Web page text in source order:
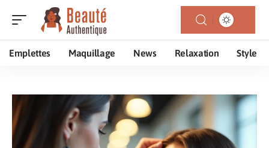
Emplettes Maquillage News Relaxation Style